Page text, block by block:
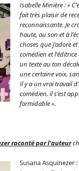
Isabelle Minière : «
fait très plaisir de
reconnaissante. Je
haute, au son et à
choses que j’adore
comédien et
un texte au ton
une certaine voix,
Il y a un vrai travail
comédien, il s’est
formidable ».
raconté par l’auteur
Susana Asquinezer :